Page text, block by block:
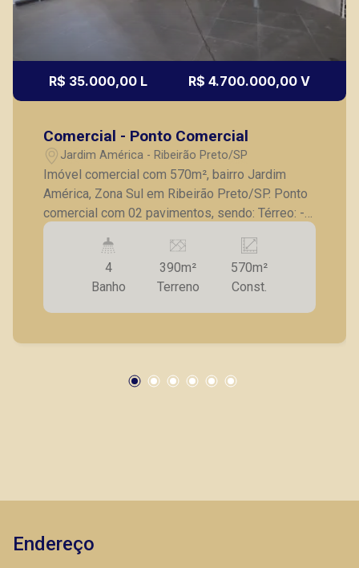
R$ 35.000,00 L R$ 4.700.000,00 V
Comercial - Ponto Comercial
Jardim América - Ribeirão Preto/SP
Imóvel comercial com 570m², bairro Jardim
América, Zona Sul em Ribeirão Preto/SP. Ponto
comercial com 02 pavimentos, sendo: Térreo: -
02 salas com banheiros privativos; - 02 lavabos
no espaço comum; - Elevador panorâmico; -
Imóvel com Habite-se e Alvará do Corpo de
Bombeiros; Pavimento superior: - Sala ampla
com vista pra cidade; - 02 lavabos. **OBS: O
acabamento em fechamento em vidro e fachada
valorizadas de Ribeirão Preto, com excelente
tem como objetivo atender seus clientes com
imóveis prontos, usados ou mesmo nos
principais lançamentos da cidade de Ribeirão
4
Banho
390m²
Terreno
570m²
Const.
Endereço